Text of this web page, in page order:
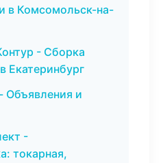
в Комсомольск-на-
- Сборка
Екатеринбург
Объявления и
-
токарная,